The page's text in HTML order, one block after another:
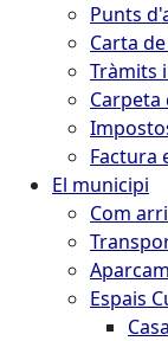
Punts
Carta
Tràmits
Carpeta
Factura
El municipi
Com
Espais